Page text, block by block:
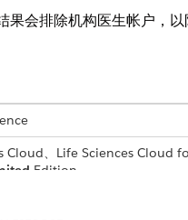
果会排除机构医生帐户，
Cloud、Life Sciences Cloud
Edition。